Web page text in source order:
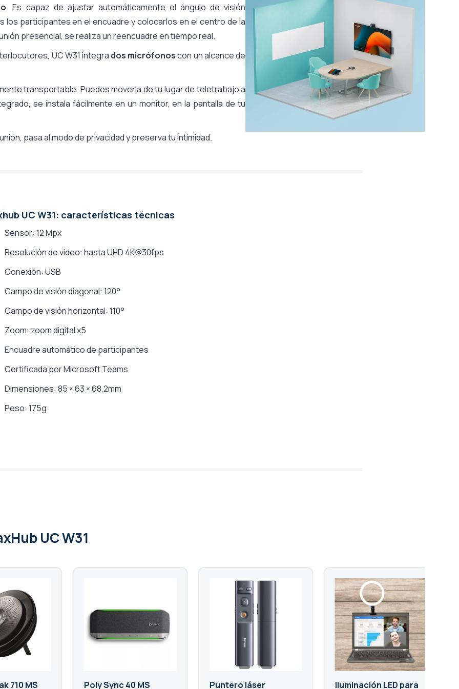
Kits sin pantalla
. Es capaz de ajustar automáticamente el ángulo de visión
los participantes en el encuadre y colocarlos en el centro de la
presencial, se realiza un reencuadre en tiempo real.
UC W31 integra dos micrófonoscon un alcance de
transportable. Puedes moverla de tu lugar de teletrabajo a
se instala fácilmente en un monitor, en la pantalla de tu
pasa al modo de privacidad y preserva tu intimidad.
UC W31: características técnicas
Sensor: 12 Mpx
Resolución de video: hasta UHD 4K@30fps
Conexión: USB
Campo de visión diagonal: 120°
Campo de visión horizontal: 110°
Zoom: zoom digital x5
Encuadre automático de participantes
Certificada por Microsoft Teams
Dimensiones: 85 × 63 × 68,2mm
Peso: 175g
UC W31
710 MS Poly Sync 40 MS Puntero láser Iluminación LED para